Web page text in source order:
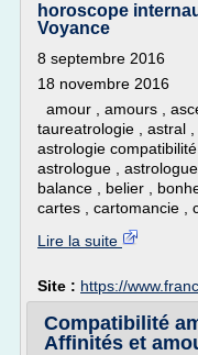
horoscope
Voyance
8 septembre 2016
18 novembre 2016
amour , amours ,
taureatrologie , astral ,
astrologie
astrologue ,
balance , belier ,
cartes , cartomancie ,
Lire la suite
Site : https://
Compatibilité
Affinités et